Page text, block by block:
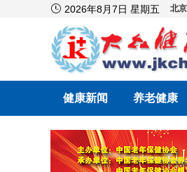
 2026年8月7日 星期五
健康新闻 养老健康